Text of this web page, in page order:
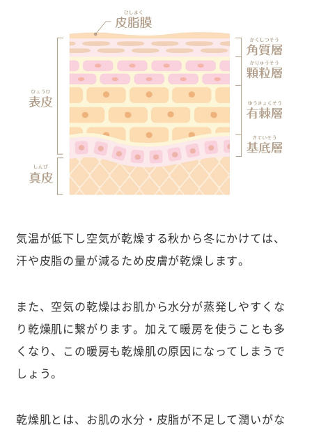
気温が低下し空気が乾燥する秋から冬にかけては、
汗や皮脂の量が減るため皮膚が乾燥します。
また、空気の乾燥はお肌から水分が蒸発しやすくな
り乾燥肌に繋がります。加えて暖房を使うことも多
くなり、この暖房も乾燥肌の原因になってしまうで
しょう。
乾燥肌とは、お肌の水分・皮脂が不足して潤いがな